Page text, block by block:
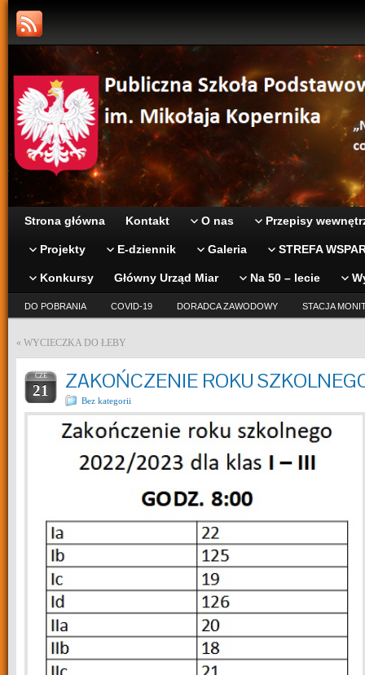
Strona główna Kontakt O nas Przepisy
Projekty E-dziennik Galeria STREFA
Konkursy Główny Urząd Miar Na 50 – lecie
DO POBRANIA COVID-19 DORADCA ZAWODOWY STACJA
« WYCIECZKA DO ŁEBY
CZE
21 ZAKOŃCZENIE ROKU
Bez kategorii